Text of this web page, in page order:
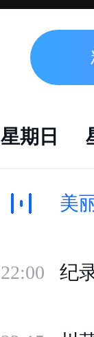
星期日
21:35 青
21:40 晓
美
22:00 纪